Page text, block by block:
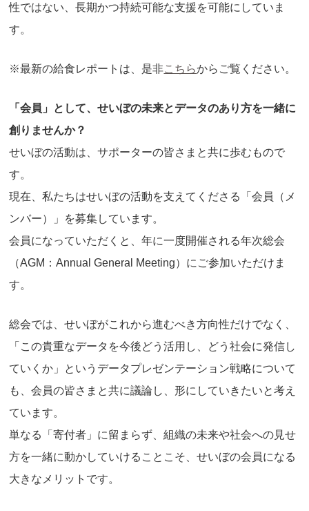
性ではない、長期かつ持続可能な支援を可能にしていま
す。
※最新の給食レポートは、是非こちらからご覧ください。
「会員」として、せいぼの未来とデータのあり方を一緒に
創りませんか？
せいぼの活動は、サポーターの皆さまと共に歩むもので
す。
現在、私たちはせいぼの活動を支えてくださる「会員（メ
ンバー）」を募集しています。
会員になっていただくと、年に一度開催される年次総会
（AGM：Annual General Meeting）にご参加いただけま
す。
総会では、せいぼがこれから進むべき方向性だけでなく、
「この貴重なデータを今後どう活用し、どう社会に発信し
ていくか」というデータプレゼンテーション戦略について
も、会員の皆さまと共に議論し、形にしていきたいと考え
ています。
単なる「寄付者」に留まらず、組織の未来や社会への見せ
方を一緒に動かしていけることこそ、せいぼの会員になる
大きなメリットです。